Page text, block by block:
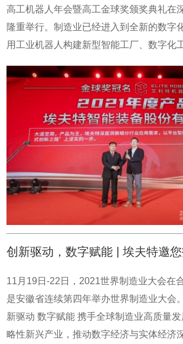
高工机器人年会暨高工金球奖颁奖典礼在
隆重举行。制造业已经进入到全新的数字
用工业机器人构建新型智能工厂、数字化
计、工艺、生产、物流等各个环节；以完
产品质量、推行绿色制造、增强核心竞争
术能力和优异的解决方案，埃夫特斩获了
器人金球奖：2021 年度产品奖。本次获
1400机器人是一款中负载机器人，得益于
来刚性和惯量的优化，配合先进的轨迹运
量应用于PCB、金属部件、光伏等其他行
搬运、上下料、装配、打磨、去毛刺等场
年会特设了以“高瞻远瞩 跃进飞升”为主题
展期的开局之年，埃夫特副总经理王富康
器人崛起之路”的主题演讲。我国工业机器
晚，核心零部件的国产化率整体较低，制
润水平，工业机器人价格持续下行，机器
销售数量持续上移，对国产品牌盈利能力
11月19日-22日，2021世界制造业大会在
是安徽省连续第四年举办世界制造业大会
新驱动 数字赋能 携手全球制造业高质量
略性新兴产业，推动数字经济与实体经济